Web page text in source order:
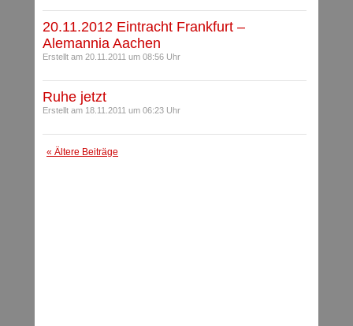
20.11.2012 Eintracht Frankfurt –
Alemannia Aachen
Erstellt am 20.11.2011 um 08:56 Uhr
Ruhe jetzt
Erstellt am 18.11.2011 um 06:23 Uhr
« Ältere Beiträge